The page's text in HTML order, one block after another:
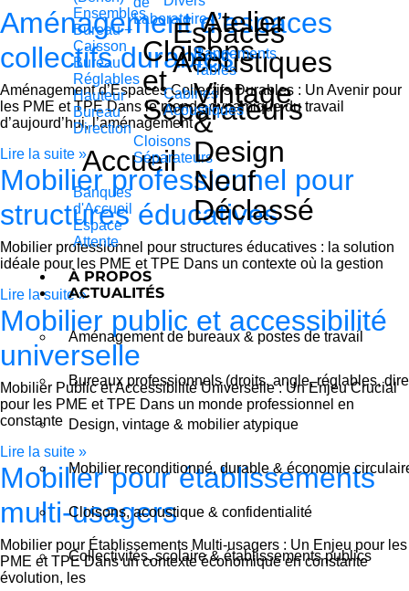
Ensembles
Bureau +
Caisson
Bureau
Réglables
Hauteur
Bureau
Direction
Accueil
Banques
d'Accueil
Espace
Attente
Laboratoire
Cloisons
et
Séparateurs
Cloisons
Séparateurs
Espaces
Acoustiques
Cabines
Acoustiques
Atelier
Rangements
Tables
Vintage
&
Design
Neuf
Déclassé
À PROPOS
ACTUALITÉS
Aménagement de bureaux & postes de travail
Bureaux professionnels (droits, angle, réglables,
Design, vintage & mobilier atypique
Mobilier reconditionné, durable & économie
Cloisons, acoustique & confidentialité
Collectivités, scolaire & établissements publics
Aménagement d’espaces
collectifs durables
Aménagement d’Espaces Collectifs Durables : Un Avenir pour
les PME et TPE Dans le monde dynamique du travail
d’aujourd’hui, l’aménagement
Lire la suite »
Mobilier professionnel pour
structures éducatives
Mobilier professionnel pour structures éducatives : la solution
idéale pour les PME et TPE Dans un contexte où la gestion
Lire la suite »
Mobilier public et accessibilité
universelle
Mobilier Public et Accessibilité Universelle : Un Enjeu Crucial
pour les PME et TPE Dans un monde professionnel en
constante
Lire la suite »
Mobilier pour établissements
multi-usagers
Mobilier pour Établissements Multi-usagers : Un Enjeu pour les
PME et TPE Dans un contexte économique en constante
évolution, les